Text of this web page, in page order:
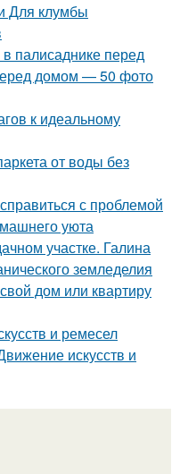
Для клумбы
палисаднике перед
домом — 50 фото
к идеальному
от воды без
с проблемой
уюта
участке. Галина
земледелия
дом или квартиру
и ремесел
искусств и